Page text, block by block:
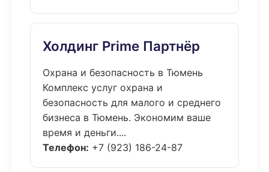
Холдинг Prime Партнёр
Охрана и безопасность в Тюмень
Комплекс услуг охрана и
безопасность для малого и среднего
бизнеса в Тюмень. Экономим ваше
время и деньги....
Телефон: +7 (923) 186-24-87